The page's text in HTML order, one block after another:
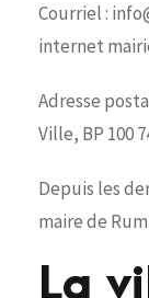
Courriel :
internet
Adresse
Ville, BP 100
Depuis les
maire de
La